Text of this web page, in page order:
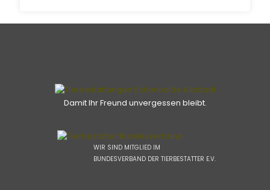
Damit Ihr Freund unvergessen bleibt.
WIR SIND MITGLIED IM
BUNDESVERBAND DER TIERBESTATTER E.V.